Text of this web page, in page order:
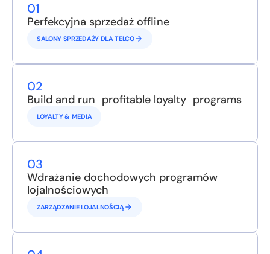
01
Perfekcyjna sprzedaż offline
SALONY SPRZEDAŻY DLA TELCO
02
Build and run profitable loyalty programs
LOYALTY & MEDIA
03
Wdrażanie dochodowych programów
lojalnościowych
ZARZĄDZANIE LOJALNOŚCIĄ